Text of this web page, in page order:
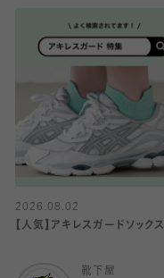
2026.08.02
【人気】アキレスガードソックス
靴下屋